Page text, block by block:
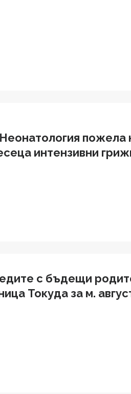
пожела
интензивни
с бъдещи
Токуда за м.